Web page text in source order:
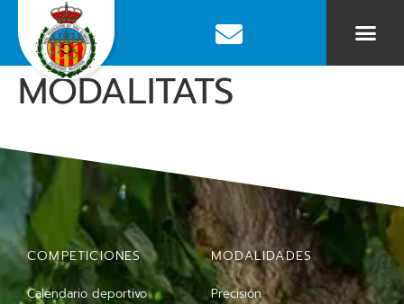
MODALITATS
COMPETICIONES
Calendario deportivo
MODALIDADES
Precisión